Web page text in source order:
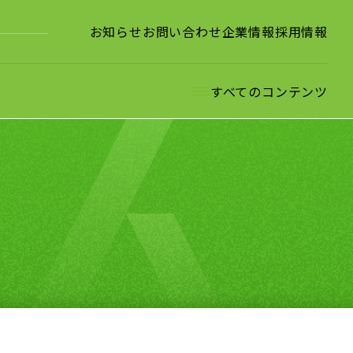
お知らせお問い合わせ企業情報採用情報
すべてのコンテンツ